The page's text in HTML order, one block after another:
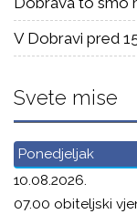
V Dobravi pred
Svete mise
Ponedjeljak
10.08.2026.
07.00 obiteljski